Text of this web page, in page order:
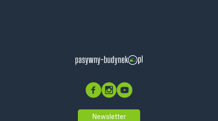
Newsletter